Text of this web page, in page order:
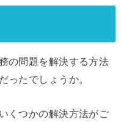
の問題を解決する方法
ったでしょうか。
くつかの解決方法がご